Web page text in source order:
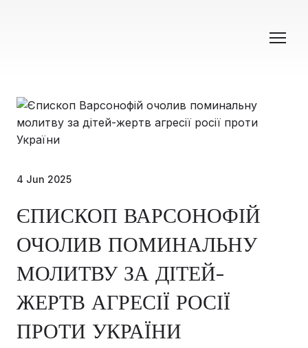
4 Jun 2025
ЄПИСКОП ВАРСОНОФІЙ
ОЧОЛИВ ПОМИНАЛЬНУ
МОЛИТВУ ЗА ДІТЕЙ-
ЖЕРТВ АГРЕСІЇ РОСІЇ
ПРОТИ УКРАЇНИ